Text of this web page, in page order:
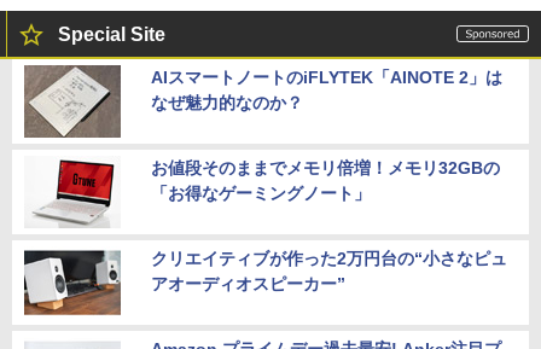
Special Site
AIスマートノートのiFLYTEK「AINOTE 2」は
なぜ魅力的なのか？
お値段そのままでメモリ倍増！メモリ32GBの
「お得なゲーミングノート」
クリエイティブが作った2万円台の“小さなピュ
アオーディオスピーカー”